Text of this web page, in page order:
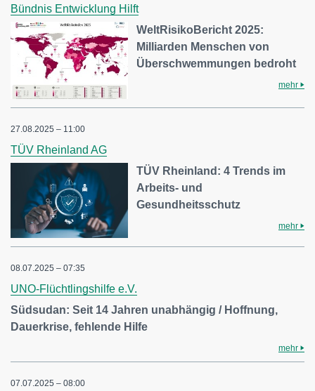
Bündnis Entwicklung Hilft
WeltRisikoBericht 2025:
Milliarden Menschen von
Überschwemmungen bedroht
mehr
27.08.2025 – 11:00
TÜV Rheinland AG
TÜV Rheinland: 4 Trends im
Arbeits- und
Gesundheitsschutz
mehr
08.07.2025 – 07:35
UNO-Flüchtlingshilfe e.V.
Südsudan: Seit 14 Jahren unabhängig / Hoffnung,
Dauerkrise, fehlende Hilfe
mehr
07.07.2025 – 08:00